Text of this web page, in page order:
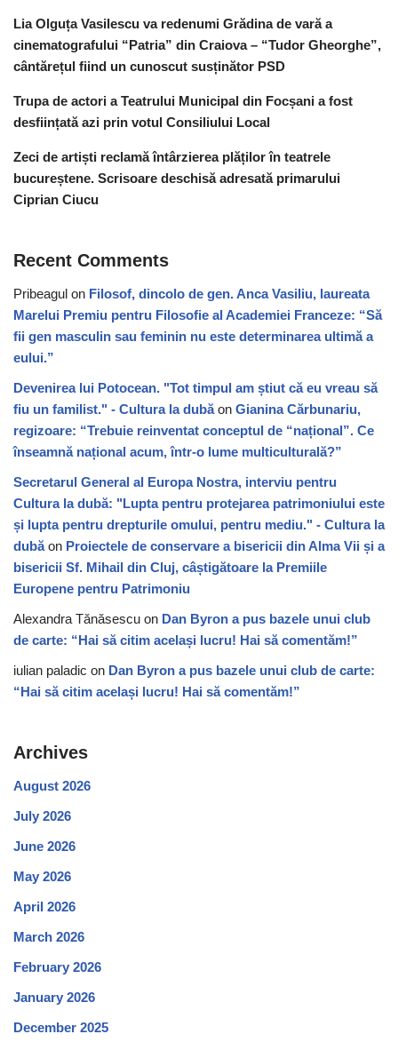
Lia Olguța Vasilescu va redenumi Grădina de vară a
cinematografului “Patria” din Craiova – “Tudor Gheorghe”,
cântărețul fiind un cunoscut susținător PSD
Trupa de actori a Teatrului Municipal din Focșani a fost
desființată azi prin votul Consiliului Local
Zeci de artiști reclamă întârzierea plăților în teatrele
bucureștene. Scrisoare deschisă adresată primarului
Ciprian Ciucu
Recent Comments
Pribeagul on Filosof, dincolo de gen. Anca Vasiliu, laureata
Marelui Premiu pentru Filosofie al Academiei Franceze: “Să
fii gen masculin sau feminin nu este determinarea ultimă a
eului.”
Devenirea lui Potocean. "Tot timpul am știut că eu vreau să
fiu un familist." - Cultura la dubăon Gianina Cărbunariu,
regizoare: “Trebuie reinventat conceptul de “național”. Ce
înseamnă național acum, într-o lume multiculturală?”
Secretarul General al Europa Nostra, interviu pentru
Cultura la dubă: "Lupta pentru protejarea patrimoniului este
și lupta pentru drepturile omului, pentru mediu." - Cultura la
dubăon Proiectele de conservare a bisericii din Alma Vii și a
bisericii Sf. Mihail din Cluj, câștigătoare la Premiile
Europene pentru Patrimoniu
Alexandra Tănăsescu on Dan Byron a pus bazele unui club
de carte: “Hai să citim același lucru! Hai să comentăm!”
iulian paladic on Dan Byron a pus bazele unui club de carte:
“Hai să citim același lucru! Hai să comentăm!”
Archives
August 2026
July 2026
June 2026
May 2026
April 2026
March 2026
February 2026
January 2026
December 2025